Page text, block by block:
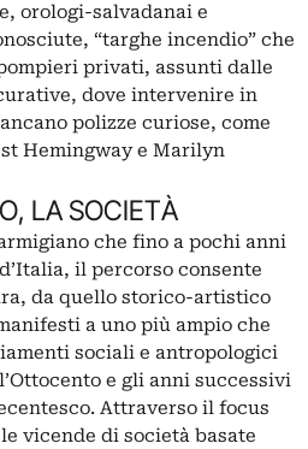
orologi-salvadanai e
“targhe incendio” che
privati, assunti dalle
dove intervenire in
polizze curiose, come
Hemingway e Marilyn
LA SOCIETÀ
che fino a pochi anni
il percorso consente
da quello storico-artistico
a uno più ampio che
sociali e antropologici
e gli anni successivi
Attraverso il focus
vicende di società basate